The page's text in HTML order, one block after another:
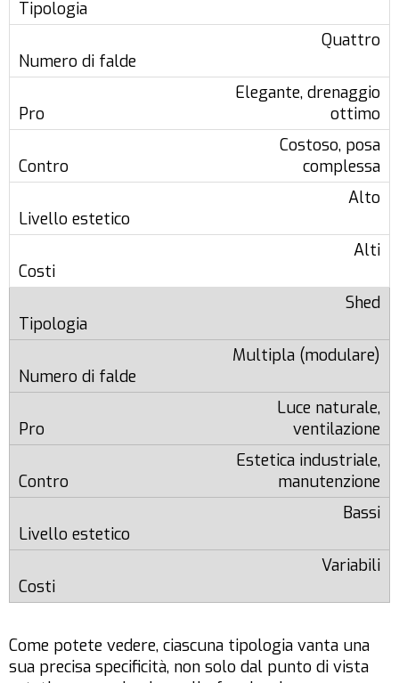
Quattro
Elegante, drenaggio
ottimo
Costoso, posa
complessa
Alto
Alti
Shed
Multipla (modulare)
Luce naturale,
ventilazione
Estetica industriale,
manutenzione
Bassi
Variabili
Come potete vedere, ciascuna tipologia vanta una
sua precisa specificità, non solo dal punto di vista